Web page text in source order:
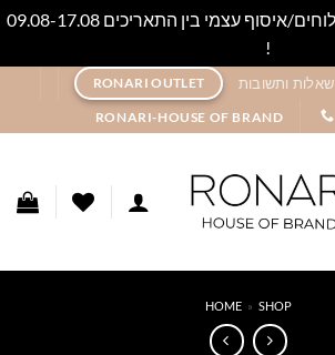
לקוחות יקרים! אין משלוחים/איסוף עצמי בין התאריכים 09.08-17.08
!
שאלות ותשובות RONARI OUTLET
RONARI-HOUSE OF BRAND
HOME » SHOP